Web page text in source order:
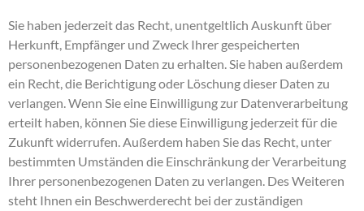
Sie haben jederzeit das Recht, unentgeltlich Auskunft über
Herkunft, Empfänger und Zweck Ihrer gespeicherten
personenbezogenen Daten zu erhalten. Sie haben außerdem
ein Recht, die Berichtigung oder Löschung dieser Daten zu
verlangen. Wenn Sie eine Einwilligung zur Datenverarbeitung
erteilt haben, können Sie diese Einwilligung jederzeit für die
Zukunft widerrufen. Außerdem haben Sie das Recht, unter
bestimmten Umständen die Einschränkung der Verarbeitung
Ihrer personenbezogenen Daten zu verlangen. Des Weiteren
steht Ihnen ein Beschwerderecht bei der zuständigen